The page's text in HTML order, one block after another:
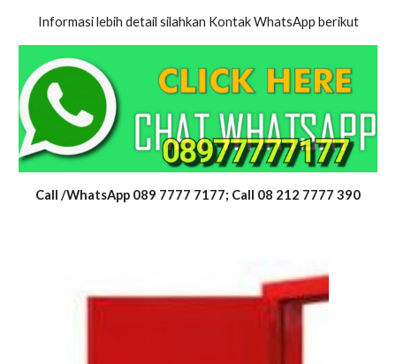
Informasi lebih detail silahkan Kontak WhatsApp berikut
Call /WhatsApp 089 7777 7177; Call 08 212 7777 390